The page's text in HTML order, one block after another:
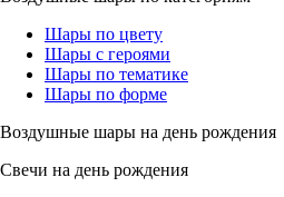
Шары по цвету
Шары с героями
Шары по тематике
Шары по форме
Воздушные шары на день рождения
Свечи на день рождения